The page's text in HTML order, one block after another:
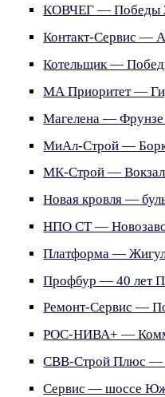
КОВЧЕГ — Победы
Контакт-Сервис —
Котельщик —
МА Приоритет —
Магелена — Фрунзе
МиАл-Строй —
МК-Строй —
Новая кровля —
НПО СТ —
Платформа —
Профбур — 40 лет
Ремонт-Сервис —
РОС-НИВА+ —
СВВ-Строй Плюс —
Сервис — шоссе